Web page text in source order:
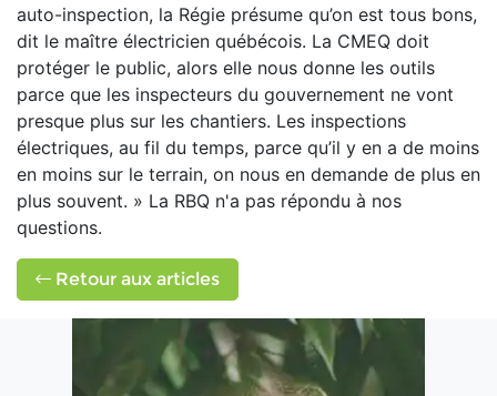
auto-inspection, la Régie présume qu’on est tous bons,
dit le maître électricien québécois. La CMEQ doit
protéger le public, alors elle nous donne les outils
parce que les inspecteurs du gouvernement ne vont
presque plus sur les chantiers. Les inspections
électriques, au fil du temps, parce qu’il y en a de moins
en moins sur le terrain, on nous en demande de plus en
plus souvent. » La RBQ n'a pas répondu à nos
questions.
Retour aux articles